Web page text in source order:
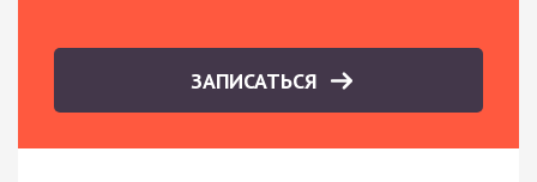
ЗАПИСАТЬСЯ